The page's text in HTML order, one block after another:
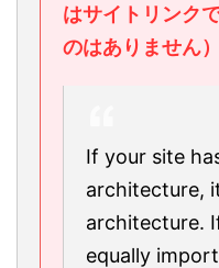
はサイトリンク
のはありません）
If your site
architecture,
architecture.
equally